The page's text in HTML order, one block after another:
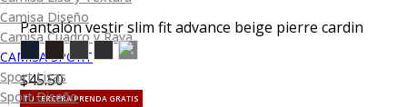
Camisa Diseño
Camisa Cuadro y Raya
CAMISA SPORT
Sport Lisas
Sport Diseño
Pantalón vestir slim fit advance beige pierre cardin
$45.50
TU TERCERA PRENDA GRATIS